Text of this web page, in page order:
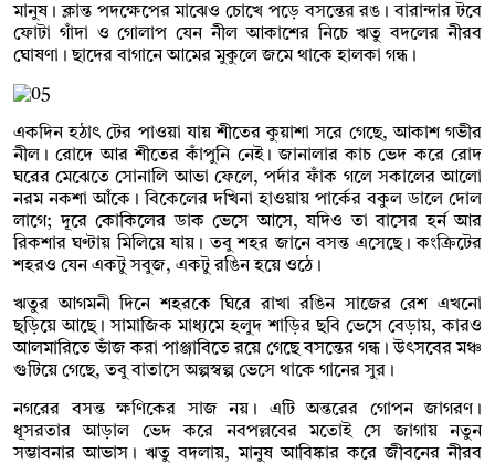
মানুষ। ক্লান্ত পদক্ষেপের মাঝেও চোখে পড়ে বসন্তের রঙ। বারান্দার টবে
ফোটা গাঁদা ও গোলাপ যেন নীল আকাশের নিচে ঋতু বদলের নীরব
ঘোষণা। ছাদের বাগানে আমের মুকুলে জমে থাকে হালকা গন্ধ।
একদিন হঠাৎ টের পাওয়া যায় শীতের কুয়াশা সরে গেছে, আকাশ গভীর
নীল। রোদে আর শীতের কাঁপুনি নেই। জানালার কাচ ভেদ করে রোদ
ঘরের মেঝেতে সোনালি আভা ফেলে, পর্দার ফাঁক গলে সকালের আলো
নরম নকশা আঁকে। বিকেলের দখিনা হাওয়ায় পার্কের বকুল ডালে দোল
লাগে; দূরে কোকিলের ডাক ভেসে আসে, যদিও তা বাসের হর্ন আর
রিকশার ঘণ্টায় মিলিয়ে যায়। তবু শহর জানে বসন্ত এসেছে। কংক্রিটের
শহরও যেন একটু সবুজ, একটু রঙিন হয়ে ওঠে।
ঋতুর আগমনী দিনে শহরকে ঘিরে রাখা রঙিন সাজের রেশ এখনো
ছড়িয়ে আছে। সামাজিক মাধ্যমে হলুদ শাড়ির ছবি ভেসে বেড়ায়, কারও
আলমারিতে ভাঁজ করা পাঞ্জাবিতে রয়ে গেছে বসন্তের গন্ধ। উৎসবের মঞ্চ
গুটিয়ে গেছে, তবু বাতাসে অল্পস্বল্প ভেসে থাকে গানের সুর।
নগরের বসন্ত ক্ষণিকের সাজ নয়। এটি অন্তরের গোপন জাগরণ।
ধূসরতার আড়াল ভেদ করে নবপল্লবের মতোই সে জাগায় নতুন
সম্ভাবনার আভাস। ঋতু বদলায়, মানুষ আবিষ্কার করে জীবনের নীরব